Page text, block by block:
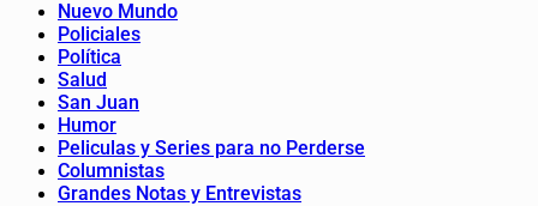
Nuevo Mundo
Policiales
Política
Salud
San Juan
Humor
Peliculas y Series para no Perderse
Columnistas
Grandes Notas y Entrevistas